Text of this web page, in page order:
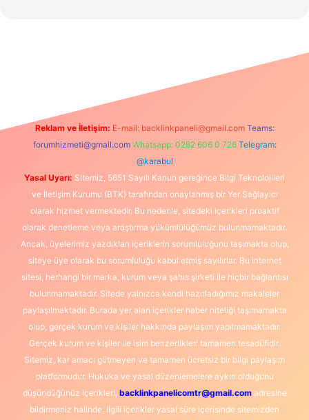
Reklam ve İletişim: E-mail: backlinkpaneli@gmail.com Teams:
forumhizmeti@gmail.com Whatsapp: 0262 606 0 726 Telegram:
@karabul
Yasal Uyarı: Sitemiz, 5651 Sayılı Kanun gereğince Bilgi Teknolojileri
ve İletişim Kurumu (BTK) tarafından onaylanmış bir Yer Sağlayıcı
olarak hizmet vermektedir. Bu nedenle, sitedeki içerikleri proaktif
olarak denetleme veya araştırma yükümlülüğümüz bulunmamaktadır.
Ancak, üyelerimiz yazdıkları içeriklerin sorumluluğunu taşımakta olup,
siteye üye olarak bu sorumluluğu kabul etmiş sayılırlar. Bu internet
sitesi, herhangi bir marka, kurum veya şahıs şirketi ile hiçbir bağlantısı
bulunmamaktadır. Sitede yalnızca kendi hazırladığımız makaleler
paylaşılmaktadır. Burada yer alan içerikler haber niteliği taşımamakta
olup, gerçek kurum ve kişiler hakkında paylaşım yapılmamaktadır.
Gerçek kurum ve kişiler ile isim benzerlikleri tamamen tesadüfidir.
Sitemiz, kar amacı gütmeyen ve tamamen ücretsiz bir bilgi paylaşım
platformudur. Hukuka ve yasal düzenlemelere aykırı olduğunu
düşündüğünüz içerikleri, backlinkpanelicomtr@gmail.comadresine
bildirmeniz halinde, ilgili içerikler yasal süre içerisinde sitemizden